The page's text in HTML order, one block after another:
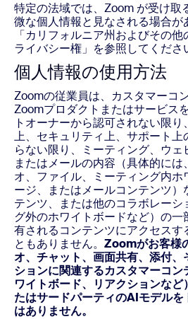
特定の法域では、Zoom が受け取
微な個人情報と見なされる場合が
「カリフォルニア州およびその
ライバシー権」を参照してくださ
個人情報の使用方法
Zoomの従業員は、カスタマーコ
Zoomプロダクトまたはサービス
トオーナーから認可されない限
上、セキュリティ上、サポート上
らない限り、ミーティング、ウェ
またはメールの内容（具体的に
オ、ファイル、ミーティング内ホ
ージ、またはメールコンテンツ）
テンツ、または他のコラボレーシ
グ外のホワイトボードなど）の
有されるコンテンツにアクセスす
ともありません。 Zoomがお客様
オ、チャット、画面共有、添付
ションに関連するカスタマーコ
ワイトボード、リアクションな
たはサードパーティのAIモデルを
はありません。